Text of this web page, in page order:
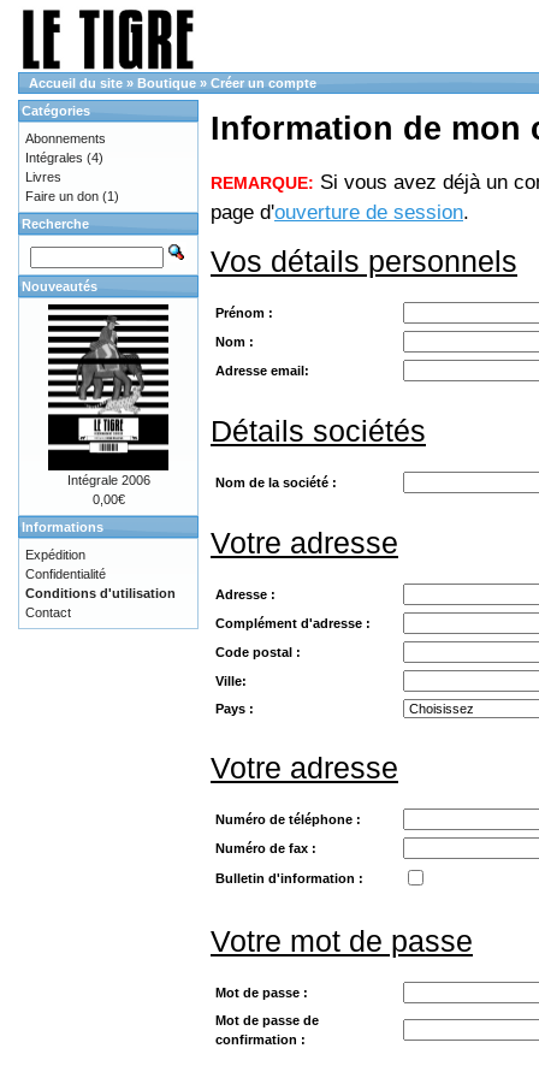
Accueil du site » Boutique » Créer un compte
Information de mon
REMARQUE: Si vous avez déjà un
page d'ouverture de session.
Vos détails personnels
Prénom :
Nom :
Adresse email:
Détails sociétés
Nom de la société :
Votre adresse
Adresse :
Complément d'adresse :
Code postal :
Ville:
Pays :
Votre adresse
Numéro de téléphone :
Numéro de fax :
Bulletin d'information :
Votre mot de passe
Mot de passe :
Mot de passe de
confirmation :
Catégories
Abonnements
Intégrales (4)
Livres
Faire un don (1)
Recherche
Nouveautés
Intégrale 2006
0,00€
Informations
Expédition
Confidentialité
Conditions d'utilisation
Contact